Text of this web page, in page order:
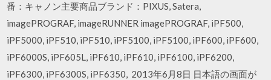
番：キャノン主要商品ブランド：PIXUS, Satera,
imagePROGRAF, imageRUNNER imagePROGRAF, iPF500,
iPF5000, iPF510, iPF510, iPF5100, iPF5100, iPF600, iPF600,
iPF6000S, iPF605L, iPF610, iPF610, iPF6100, iPF6200,
iPF6300, iPF6300S, iPF6350, 2013年6月8日 日本語の画面が